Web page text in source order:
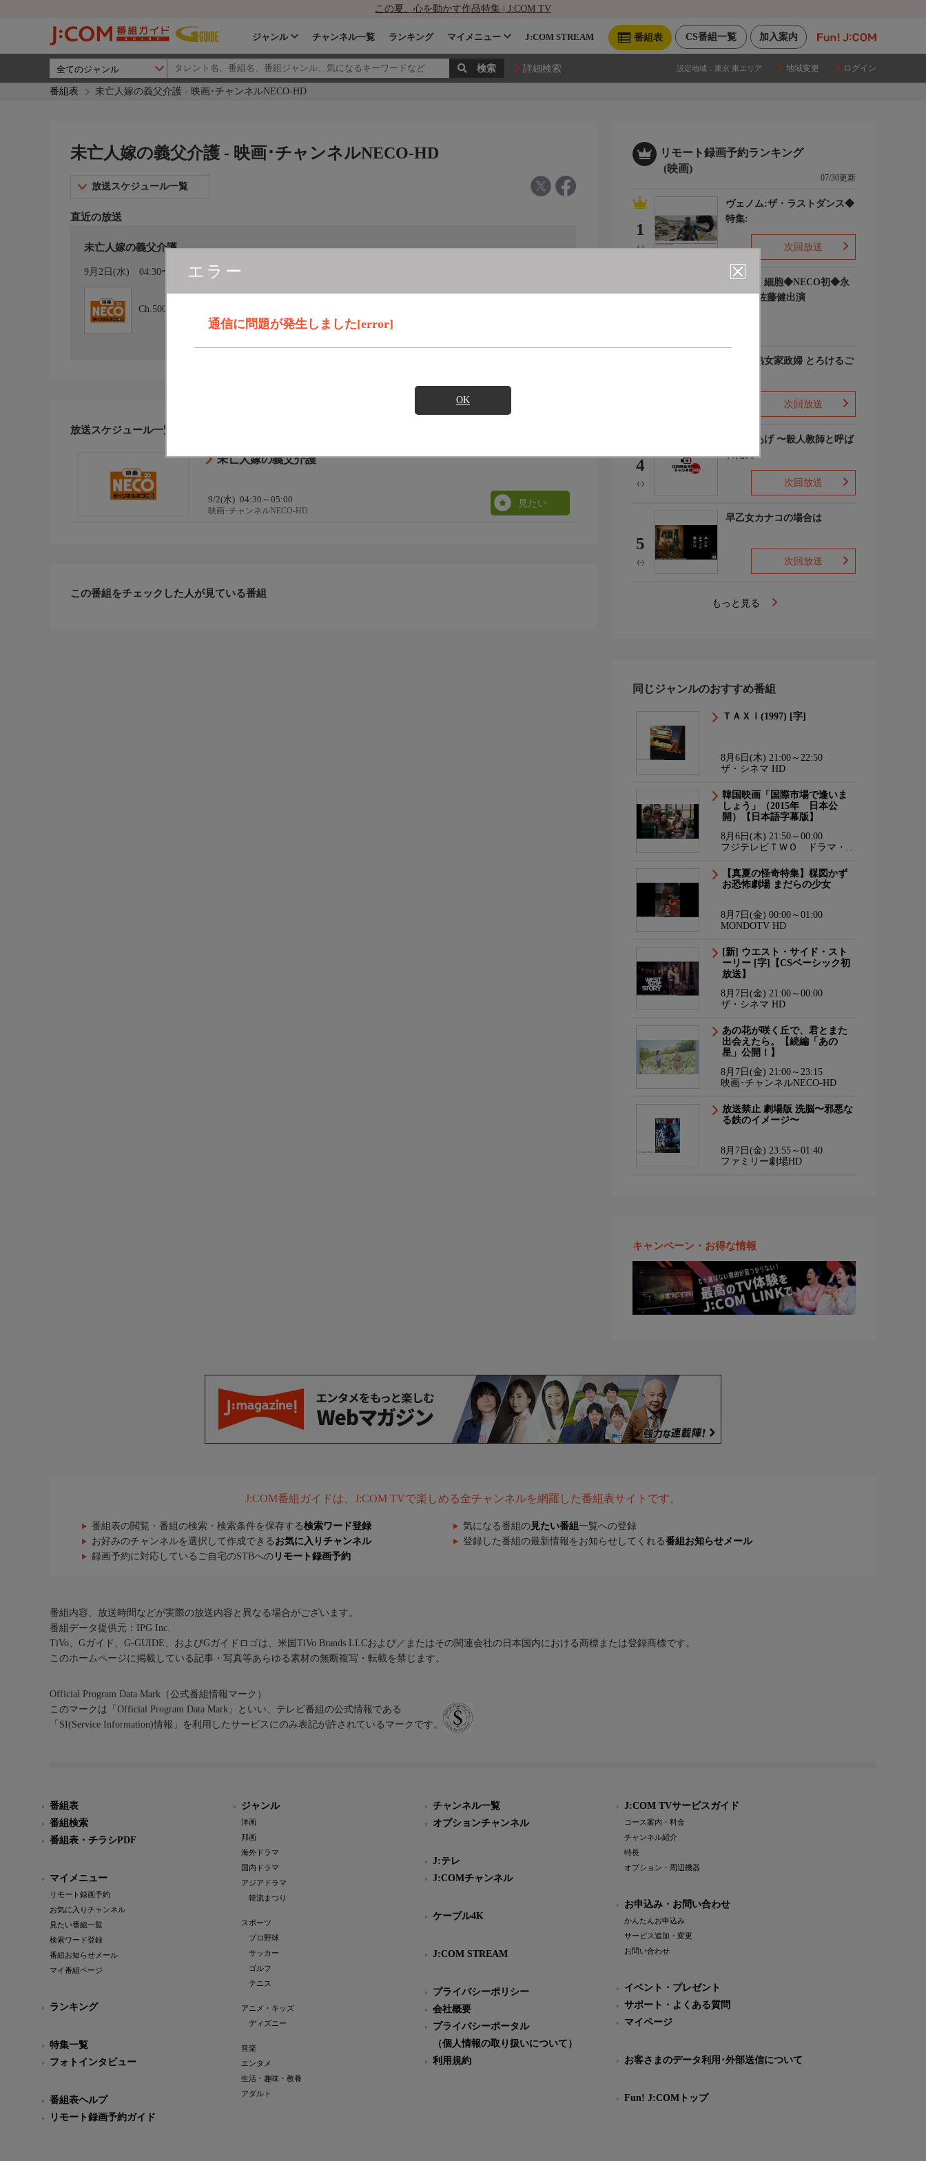
この夏、心を動かす作品特集 | J:COM TV
加入案内
CS番組一覧
番組表
ジャンル チャンネル一覧 ランキング マイメニュー J:COM STREAM
詳細検索 設定地域： 東京 東エリア 地域変更 ログイン
番組表 未亡人嫁の義父介護 - 映画･チャンネルNECO-HD
エラー
通信に問題が発生しました[error]
OK
未亡人嫁の義父介護 - 映画･チャンネルNECO-HD
放送スケジュール一覧
直近の放送
未亡人嫁の義父介護
9月2日(水) 04:30〜05:00 カレンダー登録
Ch.500
放送スケジュール一覧
未亡人嫁の義父介護
9/2(水) 04:30～05:00
映画･チャンネルNECO-HD
見たい
この番組をチェックした人が見ている番組
リモート録画予約ランキング
(映画)
07/30更新
1
(-)
ヴェノム:ザ・ラストダンス◆
特集:
次回放送
はたらく細胞◆NECO初◆永
野芽郁 佐藤健出演
愛しの熟女家政婦 とろけるご
次回放送
4
(-)
でっちあげ 〜殺人教師と呼ば
れた男
次回放送
5
(-)
早乙女カナコの場合は
次回放送
もっと見る
同じジャンルのおすすめ番組
ＴＡＸｉ(1997) [字]
8月6日(木) 21:00～22:50
ザ・シネマ HD
韓国映画「国際市場で逢いま
しょう」（2015年 日本公
開）【日本語字幕版】
8月6日(木) 21:50～00:00
フジテレビＴＷＯ ドラマ・ア
【真夏の怪奇特集】楳図かず
お恐怖劇場 まだらの少女
8月7日(金) 00:00～01:00
MONDOTV HD
[新] ウエスト・サイド・スト
ーリー [字]【CSベーシック初
放送】
8月7日(金) 21:00～00:00
ザ・シネマ HD
あの花が咲く丘で、君とまた
出会えたら。【続編「あの
星」公開！】
8月7日(金) 21:00～23:15
映画･チャンネルNECO-HD
放送禁止 劇場版 洗脳〜邪悪な
る鉄のイメージ〜
8月7日(金) 23:55～01:40
ファミリー劇場HD
キャンペーン・お得な情報
J:COM番組ガイドは、J:COM TVで楽しめる全チャンネルを網羅した番組表サイトです。
番組表の閲覧・番組の検索・検索条件を保存する検索ワード登録 気になる番組の 見たい番組 一覧への登録
お好みのチャンネルを選択して作成できる お気に入りチャンネル 登録した番組の最新情報をお知らせしてくれる番組お知らせメール
録画予約に対応しているご自宅のSTBへの リモート録画予約
番組内容、放送時間などが実際の放送内容と異なる場合がございます。
番組データ提供元：IPG Inc.
TiVo、Gガイド、G-GUIDE、およびGガイドロゴは、米国TiVo Brands LLCおよび／またはその関連会社の日本国内における商標または登録商標です。
このホームページに掲載している記事・写真等あらゆる素材の無断複写・転載を禁じます。
Official Program Data Mark（公式番組情報マーク）
このマークは「Official Program Data Mark」といい、テレビ番組の公式情報である
「SI(Service Information)情報」を利用したサービスにのみ表記が許されているマークです。
番組表
番組検索
番組表・チラシPDF
マイメニュー
リモート録画予約
お気に入りチャンネル
見たい番組一覧
検索ワード登録
番組お知らせメール
マイ番組ページ
ランキング
特集一覧
フォトインタビュー
番組表ヘルプ
リモート録画予約ガイド
ジャンル
洋画
邦画
海外ドラマ
国内ドラマ
アジアドラマ
韓流まつり
スポーツ
プロ野球
サッカー
ゴルフ
テニス
アニメ・キッズ
ディズニー
音楽
エンタメ
生活・趣味・教養
アダルト
チャンネル一覧
オプションチャンネル
J:テレ
J:COMチャンネル
ケーブル4K
J:COM STREAM
プライバシーポリシー
会社概要
プライバシーポータル
（個人情報の取り扱いについて）
利用規約
J:COM TVサービスガイド
コース案内・料金
チャンネル紹介
特長
オプション・周辺機器
お申込み・お問い合わせ
かんたんお申込み
サービス追加・変更
お問い合わせ
イベント・プレゼント
サポート・よくある質問
マイページ
お客さまのデータ利用･外部送信について
Fun! J:COMトップ